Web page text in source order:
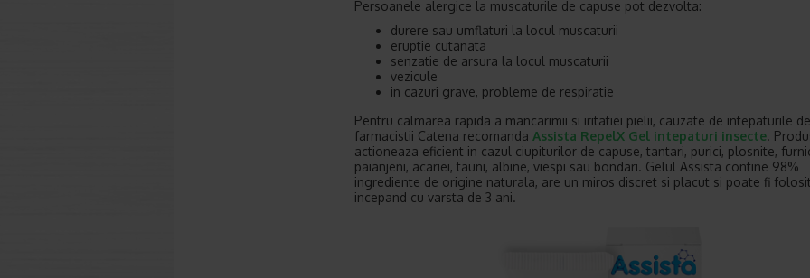
Persoanele alergice la muscaturile de capuse pot dezvolta:
durere sau umflaturi la locul muscaturii
eruptie cutanata
senzatie de arsura la locul muscaturii
vezicule
in cazuri grave, probleme de respiratie
Pentru calmarea rapida a mancarimii si iritatiei pielii, cauzate de intepaturile
farmacistii Catena recomanda Assista RepelX Gel intepaturi insecte.
actioneaza eficient in cazul ciupiturilor de capuse, tantari, purici, plosnite,
paianjeni, acariei, tauni, albine, viespi sau bondari. Gelul Assista contine 98%
ingrediente de origine naturala, are un miros discret si placut si poate fi folosit
incepand cu varsta de 3 ani.